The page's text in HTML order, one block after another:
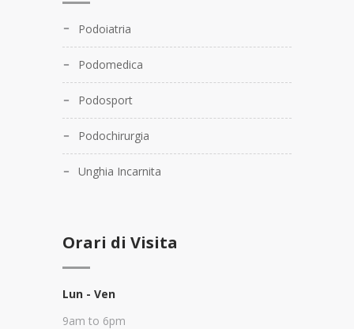
Podoiatria
Podomedica
Podosport
Podochirurgia
Unghia Incarnita
Orari di Visita
Lun - Ven
9am to 6pm